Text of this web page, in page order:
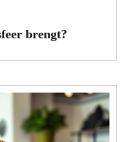
brengt?